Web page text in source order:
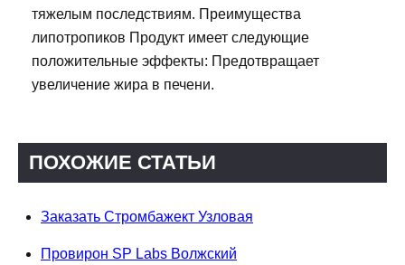
тяжелым последствиям. Преимущества
липотропиков Продукт имеет следующие
положительные эффекты: Предотвращает
увеличение жира в печени.
ПОХОЖИЕ СТАТЬИ
Заказать Стромбажект Узловая
Провирон SP Labs Волжский